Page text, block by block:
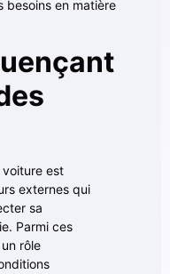
besoins en matière
voiture est
externes qui
sa
Parmi ces
rôle